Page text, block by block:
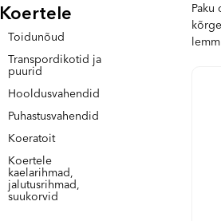
Koertele
Toidunõud
Transpordikotid ja
puurid
Hooldusvahendid
Puhastusvahendid
Koeratoit
Koertele
kaelarihmad,
jalutusrihmad,
suukorvid
Paku